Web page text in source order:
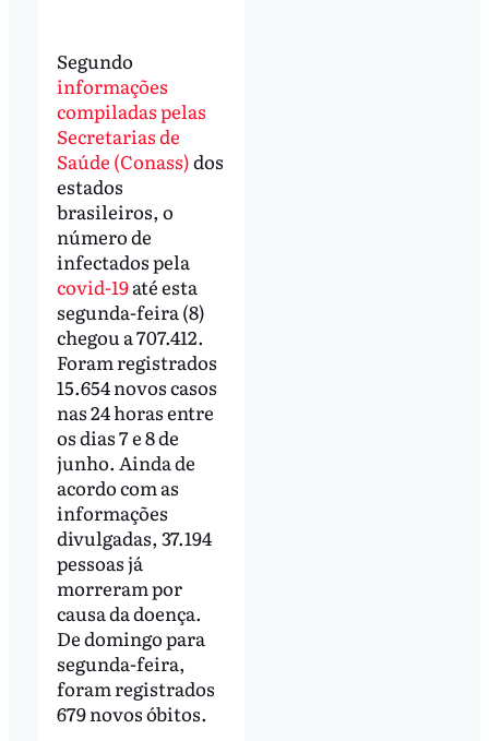
Segundo
informações
compiladas pelas
Secretarias de
Saúde (Conass)dos
estados
brasileiros, o
número de
infectados pela
covid-19até esta
segunda-feira (8)
chegou a 707.412.
Foram registrados
15.654 novos casos
nas 24 horas entre
os dias 7 e 8 de
junho. Ainda de
acordo com as
informações
divulgadas, 37.194
pessoas já
morreram por
causa da doença.
De domingo para
segunda-feira,
foram registrados
679 novos óbitos.